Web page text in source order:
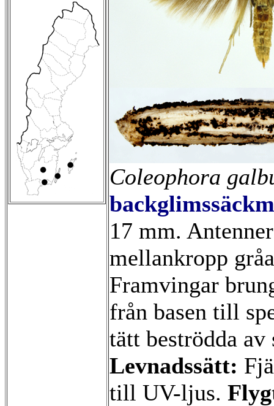
Coleophora
17 mm.
mellankropp
Framvingar
från basen till
tätt beströdda
Levnadssätt:
till UV-ljus.